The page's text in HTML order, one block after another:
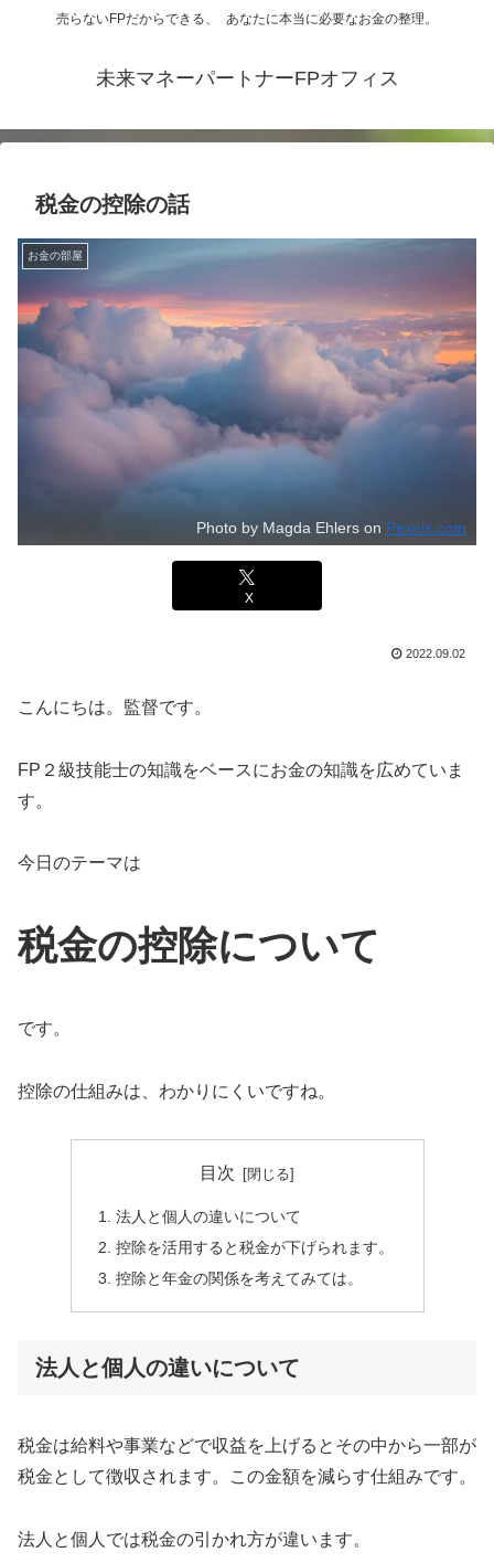
売らないFPだからできる、 あなたに本当に必要なお金の整理。
未来マネーパートナーFPオフィス
税金の控除の話
お金の部屋
Photo by Magda Ehlers on Pexels.com
X
2022.09.02
こんにちは。監督です。
FP２級技能士の知識をベースにお金の知識を広めていま
す。
今日のテーマは
税金の控除について
です。
控除の仕組みは、わかりにくいですね。
目次
法人と個人の違いについて
控除を活用すると税金が下げられます。
控除と年金の関係を考えてみては。
法人と個人の違いについて
税金は給料や事業などで収益を上げるとその中から一部が
税金として徴収されます。この金額を減らす仕組みです。
法人と個人では税金の引かれ方が違います。